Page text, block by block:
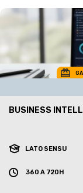
BUSINESS
LATO SENSU
360 A 720H